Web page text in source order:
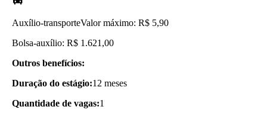
Auxílio-transporteValor máximo: R$ 5,90
Bolsa-auxílio: R$ 1.621,00
Outros benefícios:
Duração do estágio:12 meses
Quantidade de vagas:1